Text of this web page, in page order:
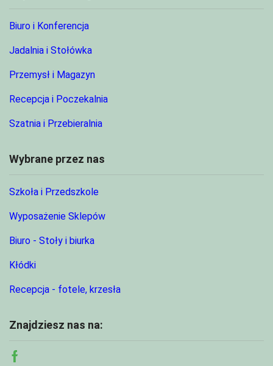
Biuro i Konferencja
Jadalnia i Stołówka
Przemysł i Magazyn
Recepcja i Poczekalnia
Szatnia i Przebieralnia
Wybrane przez nas
Szkoła i Przedszkole
Wyposażenie Sklepów
Biuro - Stoły i biurka
Kłódki
Recepcja - fotele, krzesła
Znajdziesz nas na: